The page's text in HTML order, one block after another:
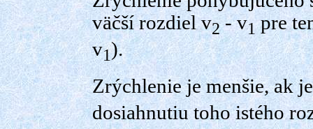
väčší rozdiel v2- v1pre
v1).
Zrýchlenie je menšie, ak
dosiahnutiu toho istého